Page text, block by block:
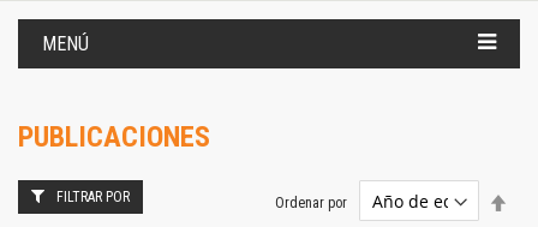
MENÚ
PUBLICACIONES
Ordenar por
FILTRAR POR